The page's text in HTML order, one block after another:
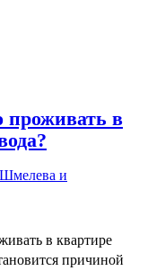
в
и
в квартире
причиной